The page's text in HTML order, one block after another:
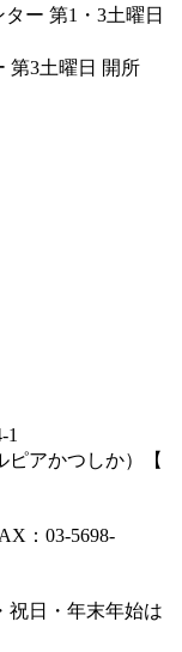
ー 第1・3土曜日
第3土曜日 開所
1
ピアかつしか）【
：03-5698-
祝日・年末年始は